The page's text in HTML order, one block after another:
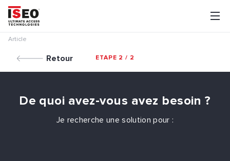
Article
Retour ETAPE 2 / 2
De quoi avez-vous avez besoin ?
Je recherche une solution pour :